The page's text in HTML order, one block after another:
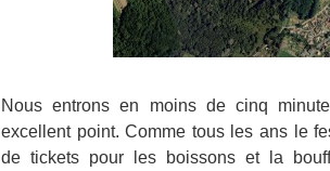
Nous entrons en moins de cinq
excellent point. Comme tous les ans le
de tickets pour les boissons et la